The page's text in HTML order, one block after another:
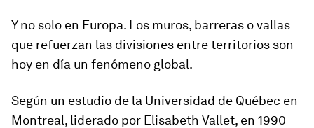
Y no solo en Europa. Los muros, barreras o vallas
que refuerzan las divisiones entre territorios son
hoy en día un fenómeno global.
Según un estudio de la Universidad de Québec en
Montreal, liderado por Elisabeth Vallet, en 1990